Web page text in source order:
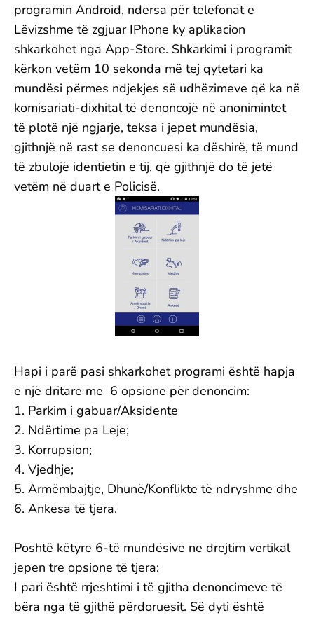
programin Android, ndersa për telefonat e
Lëvizshme të zgjuar IPhone ky aplikacion
shkarkohet nga App-Store. Shkarkimi i programit
kërkon vetëm 10 sekonda më tej qytetari ka
mundësi përmes ndjekjes së udhëzimeve që ka në
komisariati-dixhital të denoncojë në anonimintet
të plotë një ngjarje, teksa i jepet mundësia,
gjithnjë në rast se denoncuesi ka dëshirë, të mund
të zbulojë identietin e tij, që gjithnjë do të jetë
vetëm në duart e Policisë.
Hapi i parë pasi shkarkohet programi është hapja
e një dritare me 6 opsione për denoncim:
1. Parkim i gabuar/Aksidente
2. Ndërtime pa Leje;
3. Korrupsion;
4. Vjedhje;
5. Armëmbajtje, Dhunë/Konflikte të ndryshme dhe
6. Ankesa të tjera.
Poshtë këtyre 6-të mundësive në drejtim vertikal
jepen tre opsione të tjera:
I pari është rrjeshtimi i të gjitha denoncimeve të
bëra nga të gjithë përdoruesit. Së dyti është